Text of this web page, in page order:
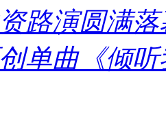
路演圆满落
单曲《倾